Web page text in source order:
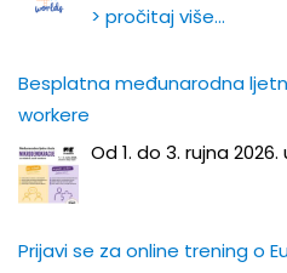
> pročitaj više…
Besplatna međunarodna
workere
Od 1. do 3. rujna 2026.
Prijavi se za online trening o